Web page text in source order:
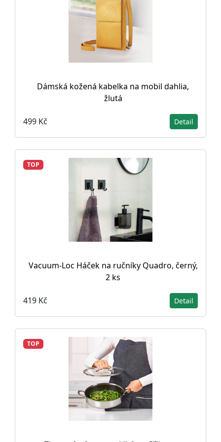
Dámská kožená kabelka na mobil dahlia,
žlutá
499 Kč Detail
TOP
Vacuum-Loc Háček na ručníky Quadro, černý,
2 ks
419 Kč Detail
TOP